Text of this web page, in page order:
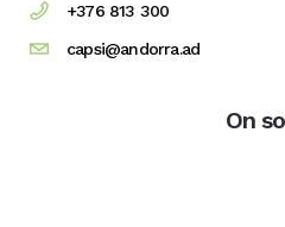
+376 813 300
capsi@andorra.ad
On